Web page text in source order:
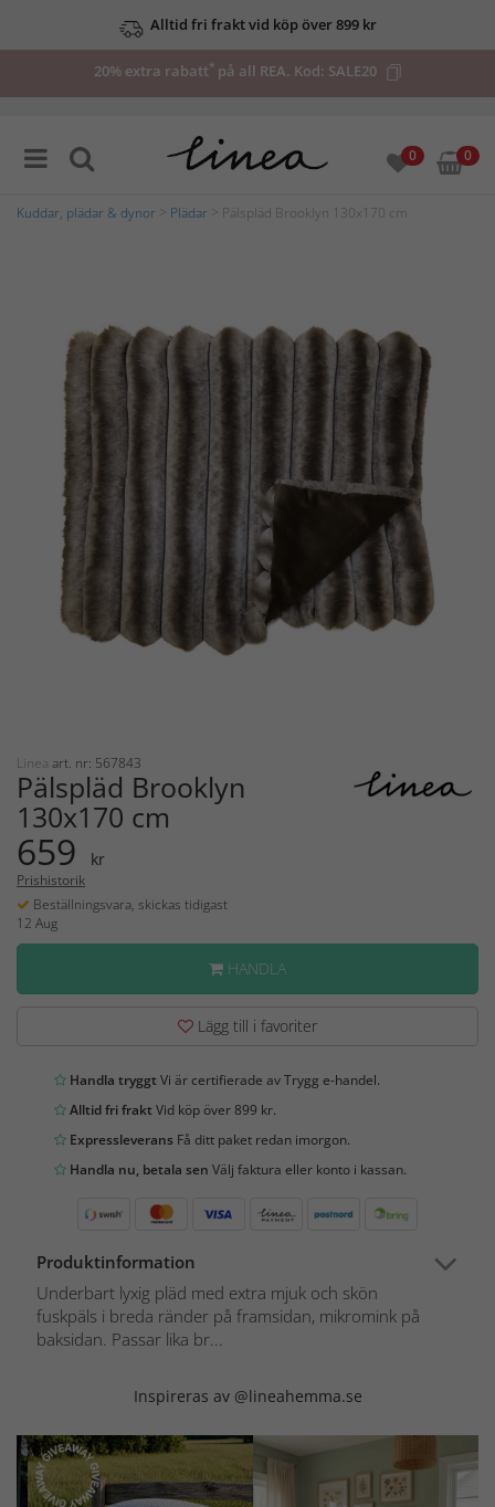
Alltid fri frakt vid köp över 899 kr
20% extra rabatt*på all REA. Kod: SALE20
0 0
Kuddar, plädar & dynor Plädar > Pälspläd Brooklyn 130x170 cm
Linea art. nr: 567843
Pälspläd Brooklyn
130x170 cm
659 kr
Prishistorik
Beställningsvara, skickas tidigast
12 Aug
HANDLA
Lägg till i favoriter
Handla tryggtVi är certifierade av Trygg e-handel.
Alltid fri fraktVid köp över 899 kr.
Expressleverans Få ditt paket redan imorgon.
Handla nu, betala sen Välj faktura eller konto i kassan.
Produktinformation
Underbart lyxig pläd med extra mjuk och skön
fuskpäls i breda ränder på framsidan, mikromink på
baksidan. Passar lika br...
Inspireras av @lineahemma.se